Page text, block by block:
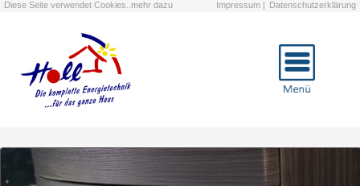
Impressum | Datenschutzerklärung
Diese Seite verwendet Cookies..mehr dazu